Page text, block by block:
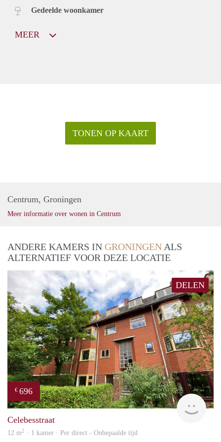
Gedeelde woonkamer
MEER
TONEN OP KAART
Centrum, Groningen
Meer informatie over wonen in Centrum
ANDERE KAMERS IN GRONINGEN ALS
ALTERNATIEF VOOR DEZE LOCATIE
DELEN
€ 696
Celebesstraat
12 m2 · 1 kamer · Per direct - Onbepaalde tijd